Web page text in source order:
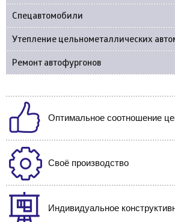
Спецавтомобили
Утепление цельнометаллических
Ремонт автофургонов
Оптимальное соотношение
Своё производство
Индивидуальное